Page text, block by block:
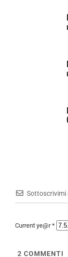
Sottoscrivimi
Current ye@r*
2 COMMENTI